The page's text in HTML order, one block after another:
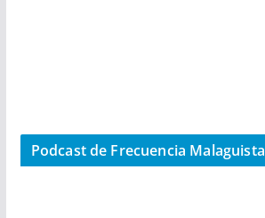
Podcast de Frecuencia Malaguista